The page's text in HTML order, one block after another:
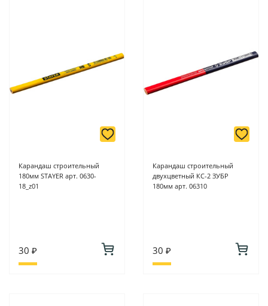
Карандаш строительный
180мм STAYER арт. 0630-
18_z01
30 ₽
Карандаш строительный
двухцветный КС-2 ЗУБР
180мм арт. 06310
30 ₽